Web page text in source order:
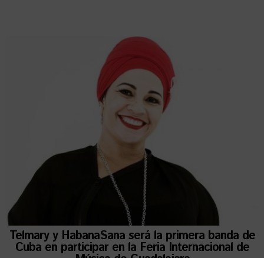
Telmary y HabanaSana será la primera banda de
Cuba en participar en la Feria Internacional de